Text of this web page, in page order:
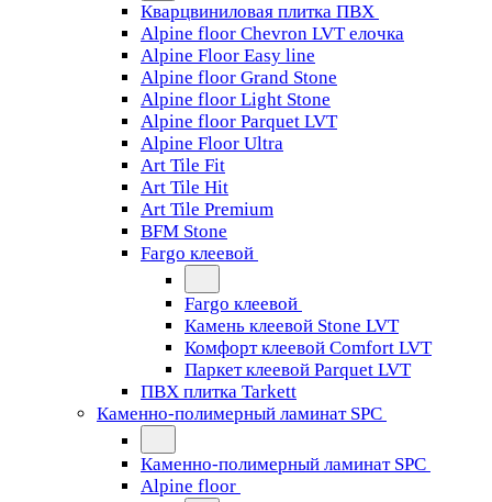
Кварцвиниловая плитка ПВХ
Alpine floor Chevron LVT елочка
Alpine Floor Easy line
Alpine floor Grand Stone
Alpine floor Light Stone
Alpine floor Parquet LVT
Alpine Floor Ultra
Art Tile Fit
Art Tile Hit
Art Tile Premium
BFM Stone
Fargo клеевой
Fargo клеевой
Камень клеевой Stone LVT
Комфорт клеевой Comfort LVT
Паркет клеевой Parquet LVT
ПВХ плитка Tarkett
Каменно-полимерный ламинат SPC
Каменно-полимерный ламинат SPC
Alpine floor